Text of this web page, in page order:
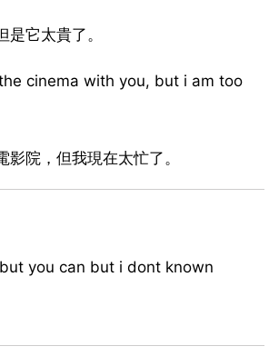
它太貴了。
cinema with you, but i am too
影院，但我現在太忙了。
you can but i dont known